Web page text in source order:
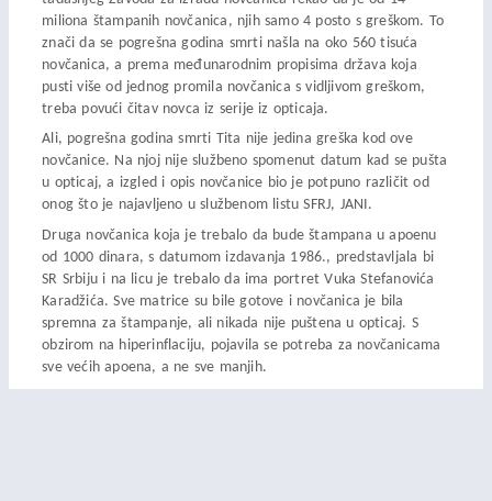
miliona štampanih novčanica, njih samo 4 posto s greškom. To
znači da se pogrešna godina smrti našla na oko 560 tisuća
novčanica, a prema međunarodnim propisima država koja
pusti više od jednog promila novčanica s vidljivom greškom,
treba povući čitav novca iz serije iz opticaja.
Ali, pogrešna godina smrti Tita nije jedina greška kod ove
novčanice. Na njoj nije službeno spomenut datum kad se pušta
u opticaj, a izgled i opis novčanice bio je potpuno različit od
onog što je najavljeno u službenom listu SFRJ, JANI.
Druga novčanica koja je trebalo da bude štampana u apoenu
od 1000 dinara, s datumom izdavanja 1986., predstavljala bi
SR Srbiju i na licu je trebalo da ima portret Vuka Stefanovića
Karadžića. Sve matrice su bile gotove i novčanica je bila
spremna za štampanje, ali nikada nije puštena u opticaj. S
obzirom na hiperinflaciju, pojavila se potreba za novčanicama
sve većih apoena, a ne sve manjih.